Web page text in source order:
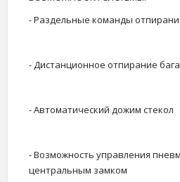
- Раздельные команды
- Дистанционное отпирание
- Автоматический дожим стекол
- Возможность управления
центральным замком